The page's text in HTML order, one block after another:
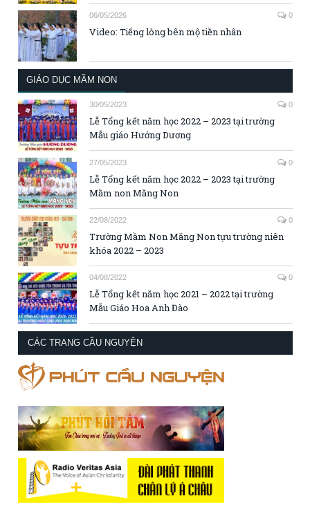
06/05/2026 0
Video: Tiếng lòng bên mộ tiền nhân
GIÁO DỤC MẦM NON
30/05/2023 0
Lễ Tổng kết năm học 2022 – 2023 tại trường
Mẫu giáo Hướng Dương
27/05/2023 0
Lễ Tổng kết năm học 2022 – 2023 tại trường
Mầm non Măng Non
22/08/2022 0
Trường Mầm Non Măng Non tựu trường niên
khóa 2022 – 2023
04/08/2022 0
Lễ Tổng kết năm học 2021 – 2022 tại trường
Mẫu Giáo Hoa Anh Đào
CÁC TRANG CẦU NGUYỆN